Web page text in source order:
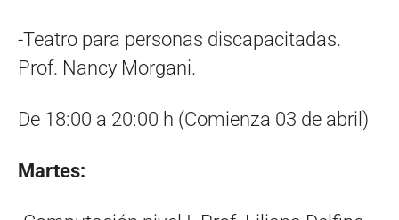
-Teatro para personas discapacitadas.
Prof. Nancy Morgani.
De 18:00 a 20:00 h (Comienza 03 de abril)
Martes: